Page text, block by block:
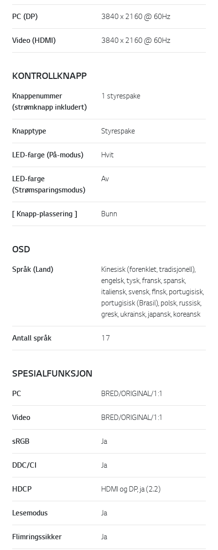
PC (DP) 3840 x 2160 @ 60Hz
Video (HDMI) 3840 x 2160 @ 60Hz
KONTROLLKNAPP
Knappenummer
(strømknapp inkludert)
1 styrespake
Knapptype Styrespake
LED-farge (På-modus) Hvit
LED-farge
(Strømsparingsmodus)
Av
[ Knapp-plassering ] Bunn
OSD
Språk (Land)
Kinesisk (forenklet, tradisjonell),
engelsk, tysk, fransk, spansk,
italiensk, svensk, finsk, portugisisk,
portugisisk (Brasil), polsk, russisk,
gresk, ukrainsk, japansk, koreansk
Antall språk 17
SPESIALFUNKSJON
PC BRED/ORIGINAL/1:1
Video BRED/ORIGINAL/1:1
sRGB Ja
DDC/CI Ja
HDCP HDMI og DP, ja (2.2)
Lesemodus Ja
Flimringssikker Ja